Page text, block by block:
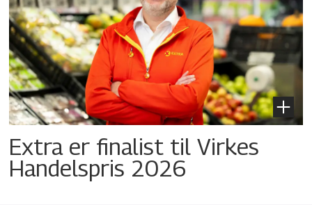
Extra er finalist til Virkes
Handelspris 2026